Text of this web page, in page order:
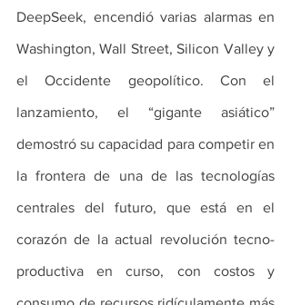
DeepSeek, encendió varias alarmas en
Washington, Wall Street, Silicon Valley y
el Occidente geopolítico. Con el
lanzamiento, el “gigante asiático”
demostró su capacidad para competir en
la frontera de una de las tecnologías
centrales del futuro, que está en el
corazón de la actual revolución tecno-
productiva en curso, con costos y